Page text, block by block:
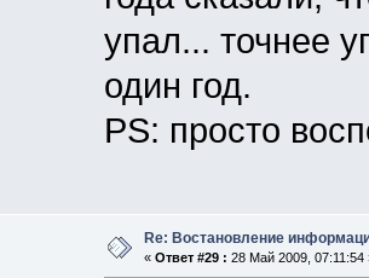
упал... точнее
один год.
PS: просто
Re: Востановление
« Ответ #29 : 28 Май 2009, 07:11:54